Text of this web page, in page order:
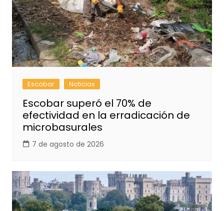
Escobar Noticias
Escobar superó el 70% de
efectividad en la erradicación de
microbasurales
7 de agosto de 2026